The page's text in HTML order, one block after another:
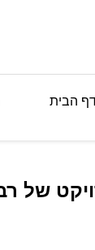
הבית
של